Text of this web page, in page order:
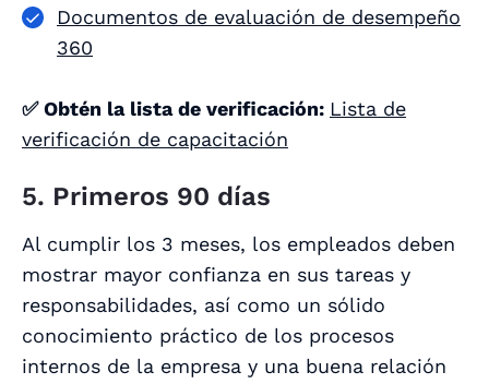
Documentos de evaluación de desempeño
360
✅ Obtén la lista de verificación: Lista de
verificación de capacitación
5. Primeros 90 días
Al cumplir los 3 meses, los empleados deben
mostrar mayor confianza en sus tareas y
responsabilidades, así como un sólido
conocimiento práctico de los procesos
internos de la empresa y una buena relación